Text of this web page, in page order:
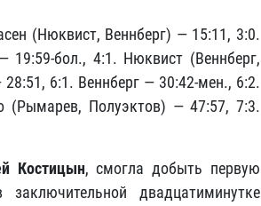
(Нюквист, Веннберг) — 15:11, 3:0.
бол., 4:1. Нюквист (Веннберг,
6:1. Веннберг — 30:42-мен., 6:2.
(Рымарев, Полуэктов) — 47:57, 7:3.
Костицын, смогла добыть первую
двадцатиминутке